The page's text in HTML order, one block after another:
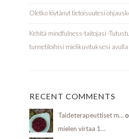
Oletko löytänyt tietoisuutesi
Kehitä mindfulness-taitojasi -Tutustu
tunnetiloihisi mielikuvituksesi avulla
RECENT COMMENTS
Taideterapeuttiset m…
mielen virtaa 1…